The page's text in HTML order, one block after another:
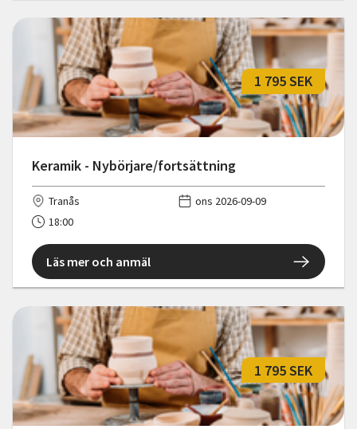
Keramik - Nybörjare/fortsättning
1 795 SEK
Tranås
ons 2026-09-09
18:00
Läs mer och anmäl
1 795 SEK